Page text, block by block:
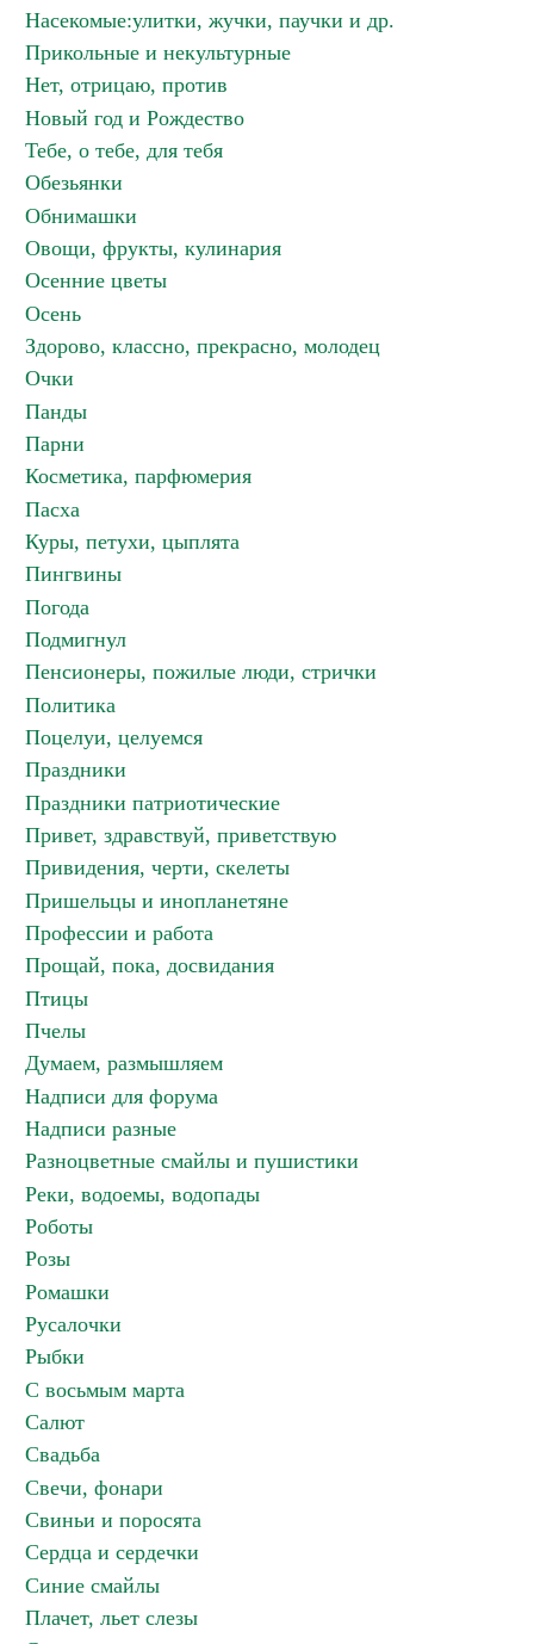
Насекомые:улитки, жучки, паучки и др.
Прикольные и некультурные
Нет, отрицаю, против
Новый год и Рождество
Тебе, о тебе, для тебя
Обезьянки
Обнимашки
Овощи, фрукты, кулинария
Осенние цветы
Осень
Здорово, классно, прекрасно, молодец
Очки
Панды
Парни
Косметика, парфюмерия
Пасха
Куры, петухи, цыплята
Пингвины
Погода
Подмигнул
Пенсионеры, пожилые люди, стрички
Политика
Поцелуи, целуемся
Праздники
Праздники патриотические
Привет, здравствуй, приветствую
Привидения, черти, скелеты
Пришельцы и инопланетяне
Профессии и работа
Прощай, пока, досвидания
Птицы
Пчелы
Думаем, размышляем
Надписи для форума
Надписи разные
Разноцветные смайлы и пушистики
Реки, водоемы, водопады
Роботы
Розы
Ромашки
Русалочки
Рыбки
С восьмым марта
Салют
Свадьба
Свечи, фонари
Свиньи и поросята
Сердца и сердечки
Синие смайлы
Плачет, льет слезы